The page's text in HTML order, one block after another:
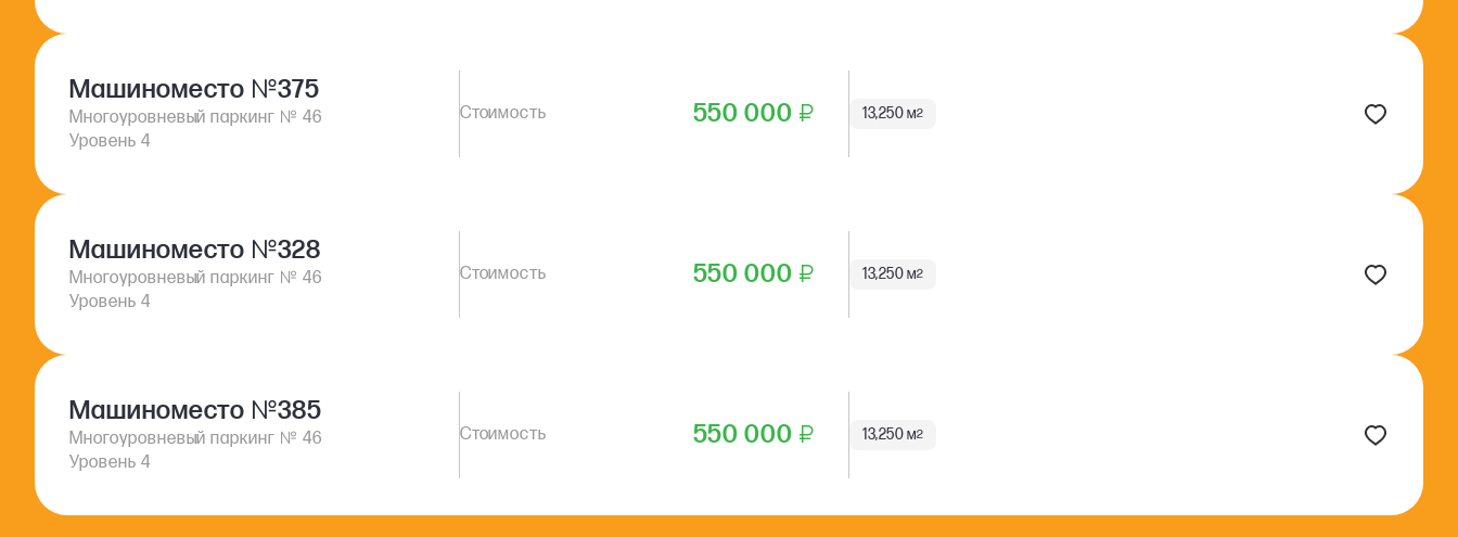
Машиноместо №375
Многоуровневый паркинг № 46
Уровень 4
550 000 ₽ 13,250 м2
Машиноместо №328
Многоуровневый паркинг № 46
Уровень 4
550 000 ₽ 13,250 м2
Машиноместо №385
Многоуровневый паркинг № 46
Уровень 4
550 000 ₽ 13,250 м2